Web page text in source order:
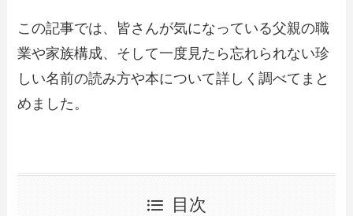
この記事では、皆さんが気になっている父親の職
業や家族構成、そして一度見たら忘れられない珍
しい名前の読み方や本について詳しく調べてまと
めました。
目次